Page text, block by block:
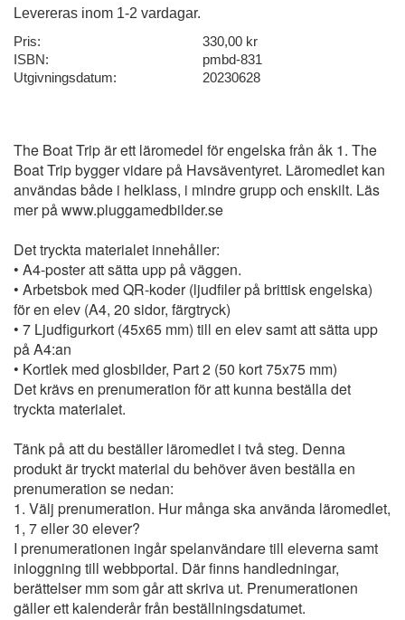
Levereras inom 1-2 vardagar.
Pris:
330,00 kr
ISBN:
pmbd-831
Utgivningsdatum:
20230628
The Boat Trip är ett läromedel för engelska från åk 1. The
Boat Trip bygger vidare på Havsäventyret. Läromedlet kan
användas både i helklass, i mindre grupp och enskilt. Läs
mer på www.pluggamedbilder.se
Det tryckta materialet innehåller:
• A4-poster att sätta upp på väggen.
• Arbetsbok med QR-koder (ljudfiler på brittisk engelska)
för en elev (A4, 20 sidor, färgtryck)
• 7 Ljudfigurkort (45x65 mm) till en elev samt att sätta upp
på A4:an
• Kortlek med glosbilder, Part 2 (50 kort 75x75 mm)
Det krävs en prenumeration för att kunna beställa det
tryckta materialet.
Tänk på att du beställer läromedlet i två steg. Denna
produkt är tryckt material du behöver även beställa en
prenumeration se nedan:
1. Välj prenumeration. Hur många ska använda läromedlet,
1, 7 eller 30 elever?
I prenumerationen ingår spelanvändare till eleverna samt
inloggning till webbportal. Där finns handledningar,
berättelser mm som går att skriva ut. Prenumerationen
gäller ett kalenderår från beställningsdatumet.